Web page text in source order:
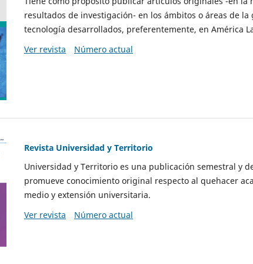
resultados de investigación- en los ámbitos o áreas de la
tecnología desarrollados, preferentemente, en América
Ver revista
Número actual
Revista Universidad y Territorio
Universidad y Territorio es una publicación semestral y
promueve conocimiento original respecto al quehacer
medio y extensión universitaria.
Ver revista
Número actual